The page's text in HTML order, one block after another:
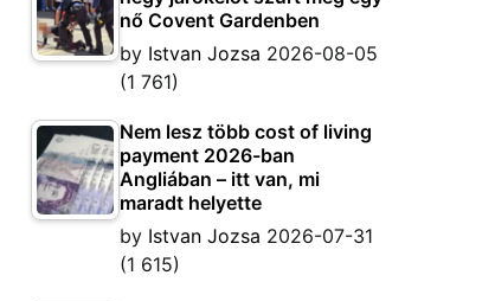
nő Covent Gardenben
by Istvan Jozsa 2026-08-05
(1 761)
Nem lesz több cost of living
payment 2026-ban
Angliában – itt van, mi
maradt helyette
by Istvan Jozsa 2026-07-31
(1 615)